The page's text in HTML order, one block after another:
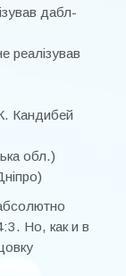
дабл-
реалізував
Кандибей
обл.)
Но, как и в